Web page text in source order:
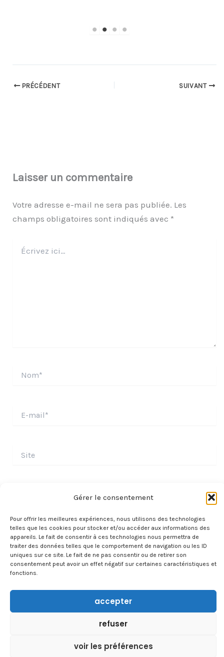
Gérer le consentement
Pour offrir les meilleures expériences, nous utilisons des technologies
telles que les cookies pour stocker et/ou accéder aux informations des
appareils. Le fait de consentir à ces technologies nous permettra de
traiter des données telles que le comportement de navigation ou les ID
uniques sur ce site. Le fait de ne pas consentir ou de retirer son
consentement peut avoir un effet négatif sur certaines caractéristiques et
fonctions.
accepter
refuser
voir les préférences
PRÉCÉDENT SUIVANT
Laisser un commentaire
Votre adresse e-mail ne sera pas publiée. Les
champs obligatoires sont indiqués avec *
ici…
mail*
CONTACT
TRAVAILLER AVEC NOUS